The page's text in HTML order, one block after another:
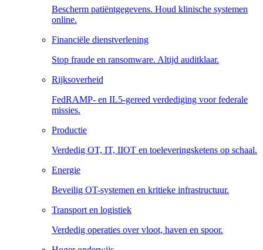
Bescherm patiëntgegevens. Houd klinische systemen
online.
Financiële dienstverlening
Stop fraude en ransomware. Altijd auditklaar.
Rijksoverheid
FedRAMP- en IL5-gereed verdediging voor federale
missies.
Productie
Verdedig OT, IT, IIOT en toeleveringsketens op schaal.
Energie
Beveilig OT-systemen en kritieke infrastructuur.
Transport en logistiek
Verdedig operaties over vloot, haven en spoor.